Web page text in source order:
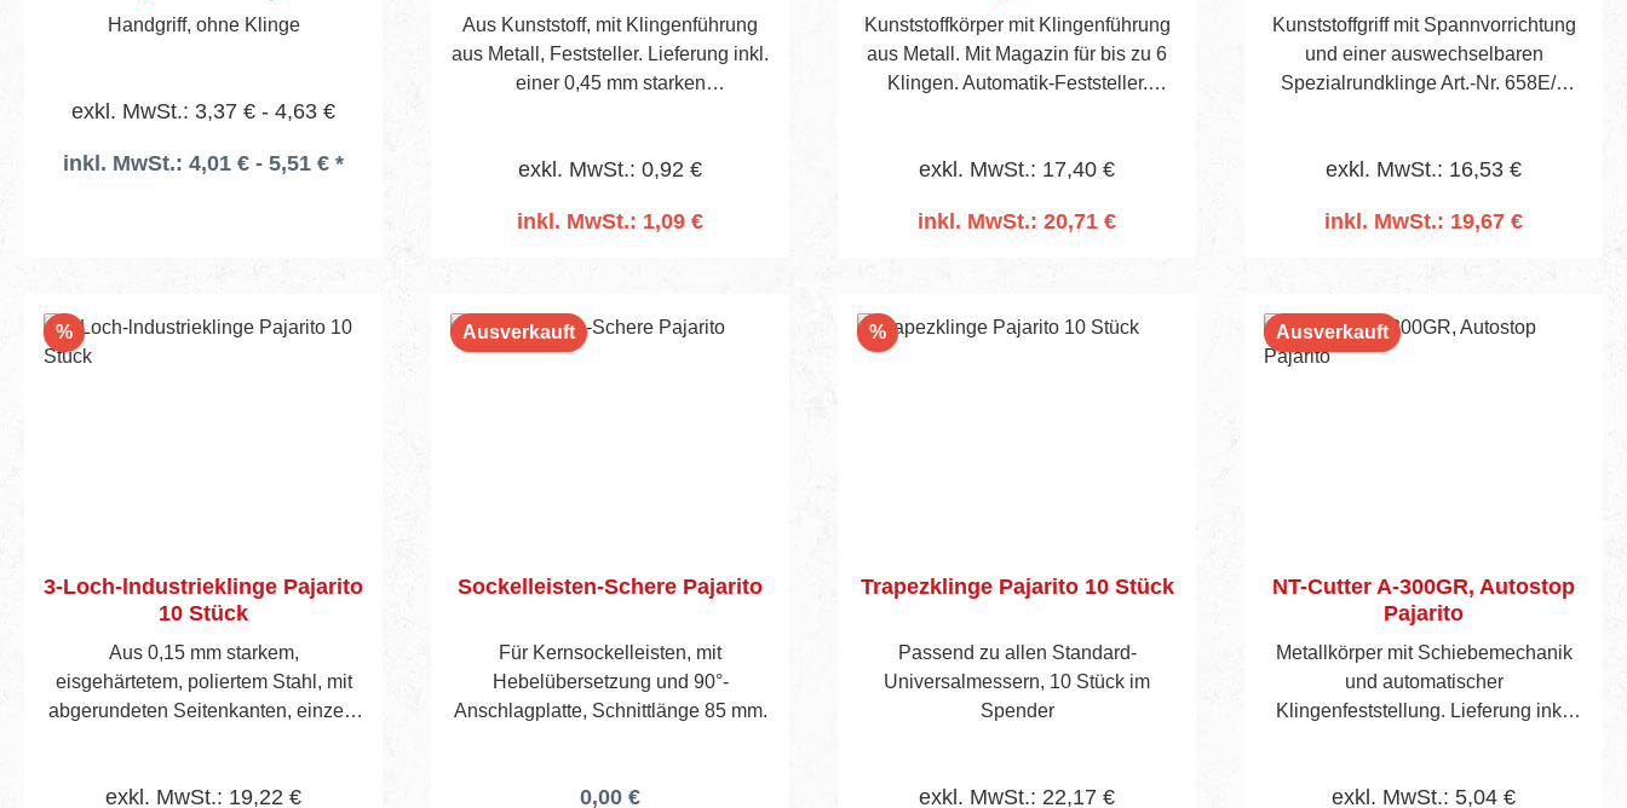
Handgriff, ohne Klinge
exkl. MwSt.: 3,37 € - 4,63 €
inkl. MwSt.: 4,01 € - 5,51 € *
Aus Kunststoff, mit Klingenführung
aus Metall, Feststeller. Lieferung inkl.
einer 0,45 mm starken
exkl. MwSt.: 0,92 €
inkl. MwSt.: 1,09 €
Kunststoffkörper mit Klingenführung
aus Metall. Mit Magazin für bis zu 6
Klingen. Automatik-Feststeller.
exkl. MwSt.: 17,40 €
inkl. MwSt.: 20,71 €
Kunststoffgriff mit Spannvorrichtung
und einer auswechselbaren
Spezialrundklinge Art.-Nr. 658E/1
exkl. MwSt.: 16,53 €
inkl. MwSt.: 19,67 €
%Rabatt
3-Loch-lndustrieklinge Pajarito
10 Stück
Aus 0,15 mm starkem,
eisgehärtetem, poliertem Stahl, mit
abgerundeten Seitenkanten, einzeln
exkl. MwSt.: 19,22 €
Ausverkauft
Sockelleisten-Schere Pajarito
Für Kernsockelleisten, mit
Hebelübersetzung und 90°-
Anschlagplatte, Schnittlänge 85 mm.
0,00 €
%Rabatt
Trapezklinge Pajarito 10 Stück
Passend zu allen Standard-
Universalmessern, 10 Stück im
Spender
exkl. MwSt.: 22,17 €
Ausverkauft
NT-Cutter A-300GR, Autostop
Pajarito
Metallkörper mit Schiebemechanik
und automatischer
Klingenfeststellung. Lieferung inkl.
exkl. MwSt.: 5,04 €